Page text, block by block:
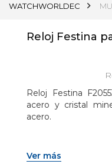
WATCHWORLDEC
Reloj Festina
Reloj Festina
acero y cristal
acero.
Ver más